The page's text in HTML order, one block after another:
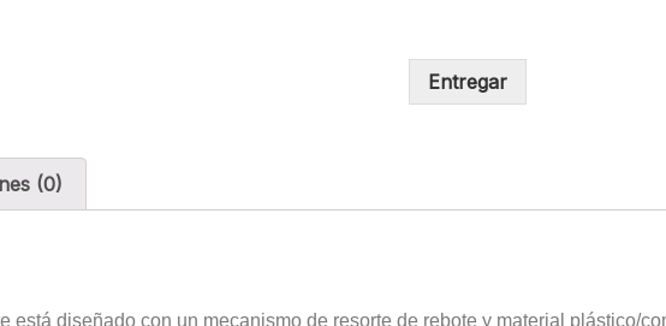
Entregar
(0)
está diseñado con un mecanismo de resorte de rebote y material plástico/